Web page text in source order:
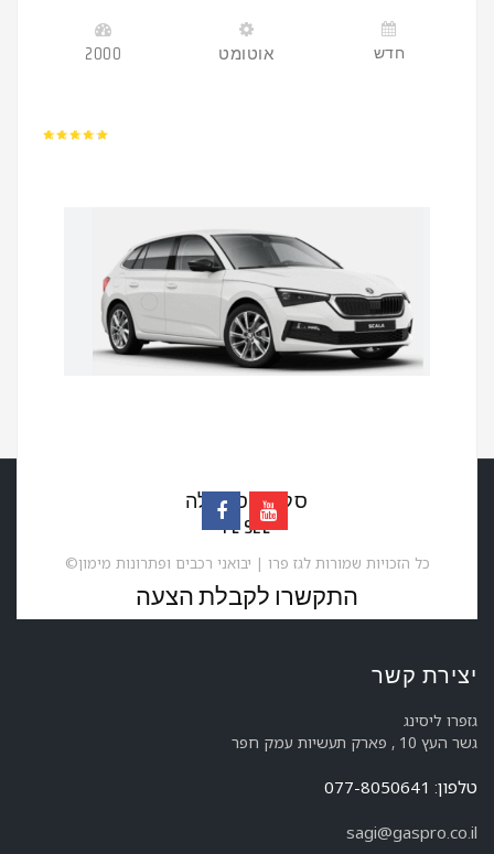
2000 אוטומט חדש
סקודה סקאלה
FL SEL
התקשרו לקבלת הצעה
חדש
©כל הזכויות שמורות לגז פרו | יבואני רכבים ופתרונות מימון
יצירת קשר
גזפרו ליסינג
גשר העץ 10 , פארק תעשיות עמק חפר
טלפון: 077-8050641
sagi@gaspro.co.il